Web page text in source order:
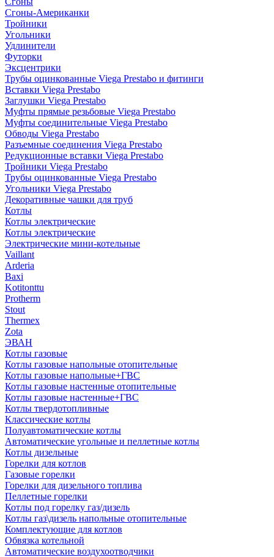
Сгоны-Американки
Тройники
Угольники
Удлинители
Футорки
Эксцентрики
Трубы оцинкованные Viega Prestabo и фитинги
Вставки Viega Prestabo
Заглушки Viega Prestabo
Муфты прямые резьбовые Viega Prestabo
Муфты соединительные Viega Prestabo
Обводы Viega Prestabo
Разъемные соединения Viega Prestabo
Редукционные вставки Viega Prestabo
Тройники Viega Prestabo
Трубы оцинкованные Viega Prestabo
Угольники Viega Prestabo
Декоративные чашки для труб
Котлы
Котлы электрические
Котлы электрические
Электрические мини-котельные
Vaillant
Arderia
Baxi
Kotitonttu
Protherm
Stout
Thermex
Zota
ЭВАН
Котлы газовые
Котлы газовые напольные отопительные
Котлы газовые напольные+ГВС
Котлы газовые настенные отопительные
Котлы газовые настенные+ГВС
Котлы твердотопливные
Классические котлы
Полуавтоматические котлы
Автоматические угольные и пеллетные котлы
Котлы дизельные
Горелки для котлов
Газовые горелки
Горелки для дизельного топлива
Пеллетные горелки
Котлы под горелку газ/дизель
Котлы газ\дизель напольные отопительные
Комплектующие для котлов
Обвязка котельной
Автоматические воздухоотводчики